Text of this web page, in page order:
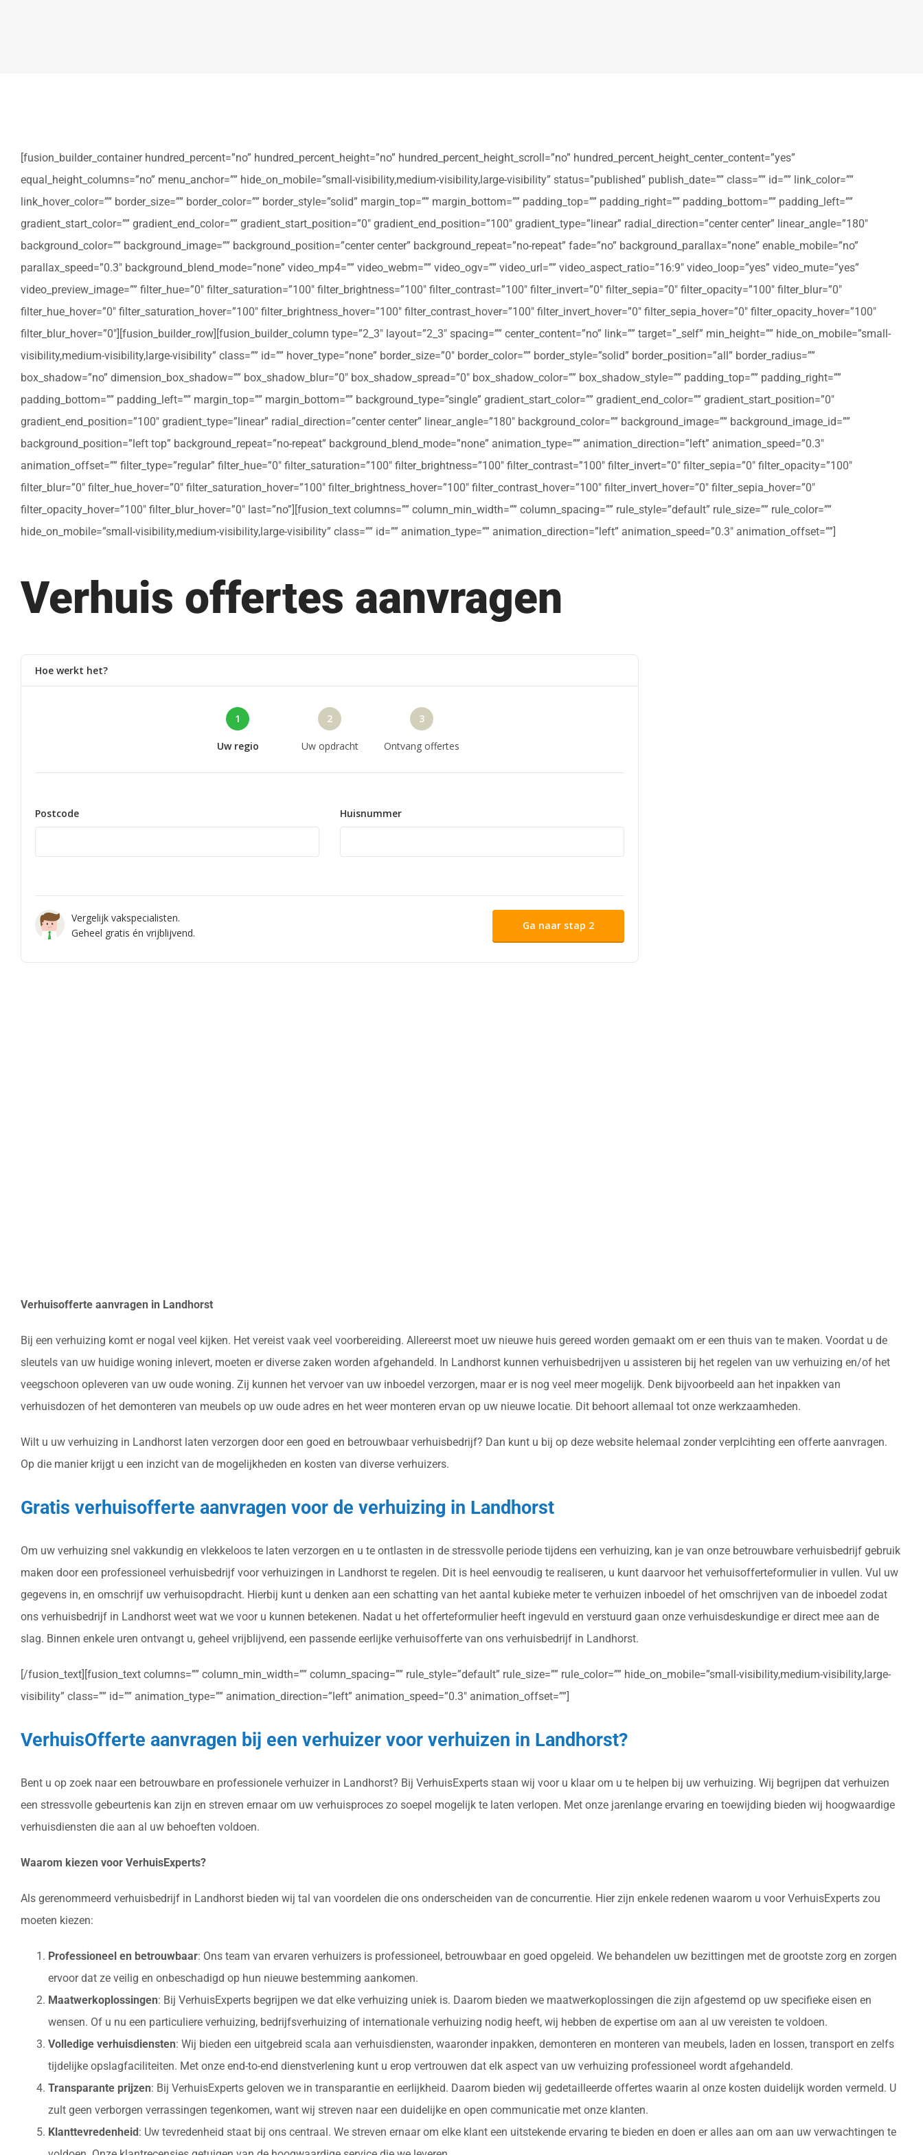
[fusion_builder_container hundred_percent=”no” hundred_percent_height=”no” hundred_percent_height_scroll=”no” hundred_percent_height_center_content=”yes”
equal_height_columns=”no” menu_anchor=”” hide_on_mobile=”small-visibility,medium-visibility,large-visibility” status=”published” publish_date=”” class=”” id=”” link_color=””
link_hover_color=”” border_size=”” border_color=”” border_style=”solid” margin_top=”” margin_bottom=”” padding_top=”” padding_right=”” padding_bottom=”” padding_left=””
gradient_start_color=”” gradient_end_color=”” gradient_start_position=”0″ gradient_end_position=”100″ gradient_type=”linear” radial_direction=”center center” linear_angle=”180″
background_color=”” background_image=”” background_position=”center center” background_repeat=”no-repeat” fade=”no” background_parallax=”none” enable_mobile=”no”
parallax_speed=”0.3″ background_blend_mode=”none” video_mp4=”” video_webm=”” video_ogv=”” video_url=”” video_aspect_ratio=”16:9″ video_loop=”yes” video_mute=”yes”
video_preview_image=”” filter_hue=”0″ filter_saturation=”100″ filter_brightness=”100″ filter_contrast=”100″ filter_invert=”0″ filter_sepia=”0″ filter_opacity=”100″ filter_blur=”0″
filter_hue_hover=”0″ filter_saturation_hover=”100″ filter_brightness_hover=”100″ filter_contrast_hover=”100″ filter_invert_hover=”0″ filter_sepia_hover=”0″ filter_opacity_hover=”100″
filter_blur_hover=”0″][fusion_builder_row][fusion_builder_column type=”2_3″ layout=”2_3″ spacing=”” center_content=”no” link=”” target=”_self” min_height=”” hide_on_mobile=”small-
visibility,medium-visibility,large-visibility” class=”” id=”” hover_type=”none” border_size=”0″ border_color=”” border_style=”solid” border_position=”all” border_radius=””
box_shadow=”no” dimension_box_shadow=”” box_shadow_blur=”0″ box_shadow_spread=”0″ box_shadow_color=”” box_shadow_style=”” padding_top=”” padding_right=””
padding_bottom=”” padding_left=”” margin_top=”” margin_bottom=”” background_type=”single” gradient_start_color=”” gradient_end_color=”” gradient_start_position=”0″
gradient_end_position=”100″ gradient_type=”linear” radial_direction=”center center” linear_angle=”180″ background_color=”” background_image=”” background_image_id=””
background_position=”left top” background_repeat=”no-repeat” background_blend_mode=”none” animation_type=”” animation_direction=”left” animation_speed=”0.3″
animation_offset=”” filter_type=”regular” filter_hue=”0″ filter_saturation=”100″ filter_brightness=”100″ filter_contrast=”100″ filter_invert=”0″ filter_sepia=”0″ filter_opacity=”100″
filter_blur=”0″ filter_hue_hover=”0″ filter_saturation_hover=”100″ filter_brightness_hover=”100″ filter_contrast_hover=”100″ filter_invert_hover=”0″ filter_sepia_hover=”0″
filter_opacity_hover=”100″ filter_blur_hover=”0″ last=”no”][fusion_text columns=”” column_min_width=”” column_spacing=”” rule_style=”default” rule_size=”” rule_color=””
hide_on_mobile=”small-visibility,medium-visibility,large-visibility” class=”” id=”” animation_type=”” animation_direction=”left” animation_speed=”0.3″ animation_offset=””]
Verhuis offertes aanvragen
Verhuisofferte aanvragen in Landhorst
Bij een verhuizing komt er nogal veel kijken. Het vereist vaak veel voorbereiding. Allereerst moet uw nieuwe huis gereed worden gemaakt om er een thuis van te maken. Voordat u de
sleutels van uw huidige woning inlevert, moeten er diverse zaken worden afgehandeld. In Landhorst kunnen verhuisbedrijven u assisteren bij het regelen van uw verhuizing en/of het
veegschoon opleveren van uw oude woning. Zij kunnen het vervoer van uw inboedel verzorgen, maar er is nog veel meer mogelijk. Denk bijvoorbeeld aan het inpakken van
verhuisdozen of het demonteren van meubels op uw oude adres en het weer monteren ervan op uw nieuwe locatie. Dit behoort allemaal tot onze werkzaamheden.
Wilt u uw verhuizing in Landhorst laten verzorgen door een goed en betrouwbaar verhuisbedrijf? Dan kunt u bij op deze website helemaal zonder verplcihting een offerte aanvragen.
Op die manier krijgt u een inzicht van de mogelijkheden en kosten van diverse verhuizers.
Gratis verhuisofferte aanvragen voor de verhuizing in Landhorst
Om uw verhuizing snel vakkundig en vlekkeloos te laten verzorgen en u te ontlasten in de stressvolle periode tijdens een verhuizing, kan je van onze betrouwbare verhuisbedrijf gebruik
maken door een professioneel verhuisbedrijf voor verhuizingen in Landhorst te regelen. Dit is heel eenvoudig te realiseren, u kunt daarvoor het verhuisofferteformulier in vullen. Vul uw
gegevens in, en omschrijf uw verhuisopdracht. Hierbij kunt u denken aan een schatting van het aantal kubieke meter te verhuizen inboedel of het omschrijven van de inboedel zodat
ons verhuisbedrijf in Landhorst weet wat we voor u kunnen betekenen. Nadat u het offerteformulier heeft ingevuld en verstuurd gaan onze verhuisdeskundige er direct mee aan de
slag. Binnen enkele uren ontvangt u, geheel vrijblijvend, een passende eerlijke verhuisofferte van ons verhuisbedrijf in Landhorst.
[/fusion_text][fusion_text columns=”” column_min_width=”” column_spacing=”” rule_style=”default” rule_size=”” rule_color=”” hide_on_mobile=”small-visibility,medium-visibility,large-
visibility” class=”” id=”” animation_type=”” animation_direction=”left” animation_speed=”0.3″ animation_offset=””]
VerhuisOfferte aanvragen bij een verhuizer voor verhuizen in Landhorst?
Bent u op zoek naar een betrouwbare en professionele verhuizer in Landhorst? Bij VerhuisExperts staan wij voor u klaar om u te helpen bij uw verhuizing. Wij begrijpen dat verhuizen
een stressvolle gebeurtenis kan zijn en streven ernaar om uw verhuisproces zo soepel mogelijk te laten verlopen. Met onze jarenlange ervaring en toewijding bieden wij hoogwaardige
verhuisdiensten die aan al uw behoeften voldoen.
Waarom kiezen voor VerhuisExperts?
Als gerenommeerd verhuisbedrijf in Landhorst bieden wij tal van voordelen die ons onderscheiden van de concurrentie. Hier zijn enkele redenen waarom u voor VerhuisExperts zou
moeten kiezen:
Professioneel en betrouwbaar: Ons team van ervaren verhuizers is professioneel, betrouwbaar en goed opgeleid. We behandelen uw bezittingen met de grootste zorg en zorgen
ervoor dat ze veilig en onbeschadigd op hun nieuwe bestemming aankomen.
Maatwerkoplossingen: Bij VerhuisExperts begrijpen we dat elke verhuizing uniek is. Daarom bieden we maatwerkoplossingen die zijn afgestemd op uw specifieke eisen en
wensen. Of u nu een particuliere verhuizing, bedrijfsverhuizing of internationale verhuizing nodig heeft, wij hebben de expertise om aan al uw vereisten te voldoen.
Volledige verhuisdiensten: Wij bieden een uitgebreid scala aan verhuisdiensten, waaronder inpakken, demonteren en monteren van meubels, laden en lossen, transport en zelfs
tijdelijke opslagfaciliteiten. Met onze end-to-end dienstverlening kunt u erop vertrouwen dat elk aspect van uw verhuizing professioneel wordt afgehandeld.
Transparante prijzen: Bij VerhuisExperts geloven we in transparantie en eerlijkheid. Daarom bieden wij gedetailleerde offertes waarin al onze kosten duidelijk worden vermeld. U
zult geen verborgen verrassingen tegenkomen, want wij streven naar een duidelijke en open communicatie met onze klanten.
Klanttevredenheid: Uw tevredenheid staat bij ons centraal. We streven ernaar om elke klant een uitstekende ervaring te bieden en doen er alles aan om aan uw verwachtingen te